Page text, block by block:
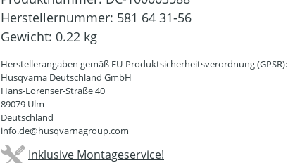
Herstellernummer: 581 64 31-56
Gewicht: 0.22 kg
Herstellerangaben gemäß EU-Produktsicherheitsverordnung (GPSR):
Husqvarna Deutschland GmbH
Hans-Lorenser-Straße 40
89079 Ulm
Deutschland
info.de@husqvarnagroup.com
Inklusive Montageservice!